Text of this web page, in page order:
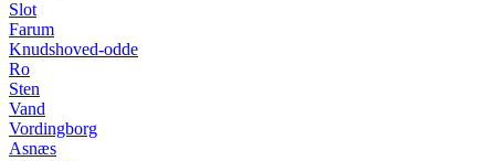
Slot
Farum
Knudshoved-odde
Ro
Sten
Vand
Vordingborg
Asnæs